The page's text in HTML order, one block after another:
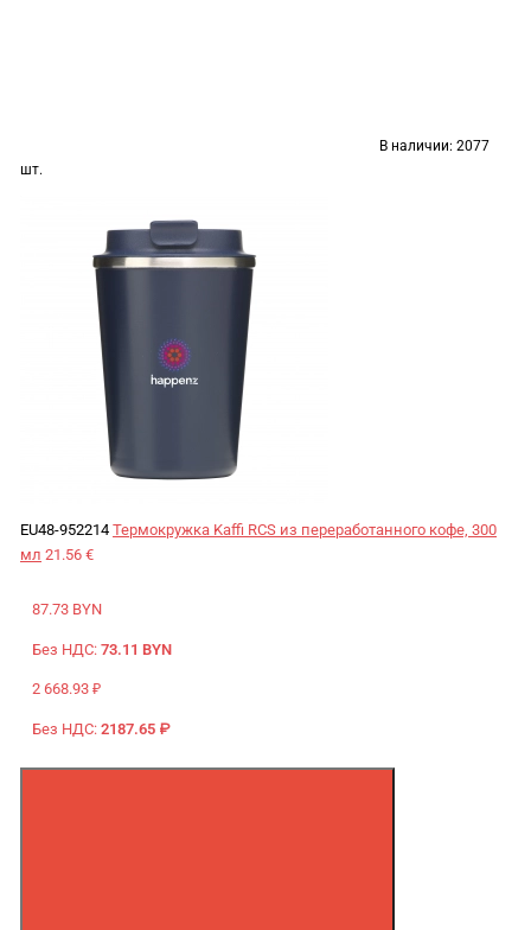
В наличии: 2077
шт.
EU48-952214 Термокружка Kaffi RCS из переработанного кофе, 300
мл 21.56 €
87.73 BYN
Без НДС: 73.11 BYN
2 668.93 ₽
Без НДС: 2187.65 ₽